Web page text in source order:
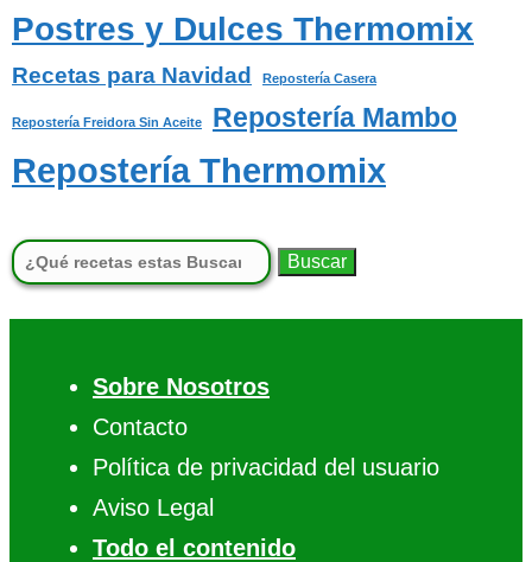
Postres y Dulces Thermomix
Recetas para Navidad Repostería Casera
Repostería Freidora Sin Aceite Repostería Mambo
Repostería Thermomix
Buscar:
Sobre Nosotros
Contacto
Política de privacidad del usuario
Aviso Legal
Todo el contenido